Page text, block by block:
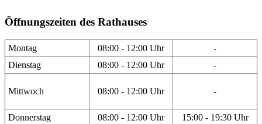
Öffnungszeiten des Rathauses
Montag 08:00 - 12:00 Uhr
-
Dienstag
08:00 - 12:00 Uhr -
Mittwoch 08:00 - 12:00 Uhr -
Donnerstag 08:00 - 12:00 Uhr 15:00 - 19:30 Uhr